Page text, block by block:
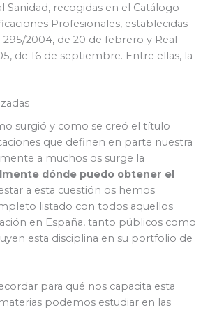
Sanidad, recogidas en el Catálogo
Profesionales, establecidas
2004, de 20 de febrero y Real
de 16 de septiembre. Entre ellas, la
surgió y como se creó el título
que definen en parte nuestra
a muchos os surge la
dónde puedo obtener el
a esta cuestión os hemos
listado con todos aquellos
en España, tanto públicos como
esta disciplina en su portfolio de
para qué nos capacita esta
podemos estudiar en las